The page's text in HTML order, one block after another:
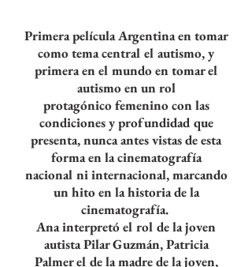
Primera película Argentina en tomar
como tema central el autismo, y
primera en el mundo en tomar el
autismo en un rol
protagónicofemenino con las
condiciones y profundidad que
presenta, nunca antes vistas de esta
forma en la cinematografía
nacional ni internacional, marcando
un hito en la historia de la
cinematografía.
Ana interpretó el rol de la joven
autista Pilar Guzmán, Patricia
Palmer el de la madre de la joven,